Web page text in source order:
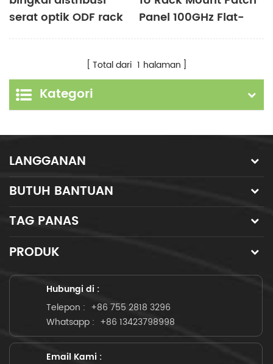
serat optik ODF rack
mount 12 24 48 96
Panel 100GHz Flat-
Top SC/LC/FC/ST
DWDM WDM
Total dari 1 halaman
Kategori
LANGGANAN
BUTUH BANTUAN
TAG PANAS
PRODUK
Hubungi di :
Telepon : +86 755 2818 3296
Whatsapp : +86 13423798998
Email Kami :